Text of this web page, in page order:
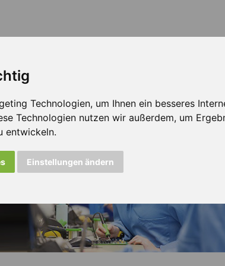
Technologien, um Ihnen ein besseres
Technologien nutzen wir außerdem, um
entwickeln.
Einstellungen ändern